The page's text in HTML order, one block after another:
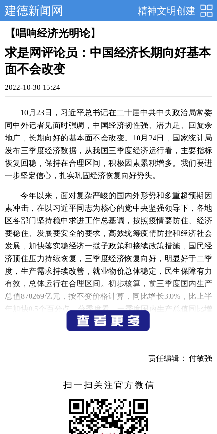
精神文明创建
建德新闻网
【唱响经济光明论】
求是网评论员：中国经济长期向好基本
面不会改变
2022-10-30 15:24
10月23日，习近平总书记在二十届中共中央政治局常委
同中外记者见面时强调，中国经济韧性强、潜力足、回旋余
地广，长期向好的基本面不会改变。10月24日，国家统计局
发布三季度经济数据，从我国三季度经济运行看，主要指标
恢复回稳，保持在合理区间，积极因素累积增多。我们要进
一步坚定信心，扎实巩固经济恢复向好势头。
今年以来，面对复杂严峻的国内外形势和多重超预期因
素冲击，在以习近平同志为核心的党中央坚强领导下，各地
区各部门坚持稳中求进工作总基调，按照疫情要防住、经济
要稳住、发展要安全的要求，高效统筹疫情防控和经济社会
发展，加快落实稳经济一揽子政策和接续政策措施，国民经
济顶住压力持续恢复，三季度经济恢复向好，明显好于二季
度，生产需求持续改善，就业物价总体稳定，民生保障有力
有效，总体运行在合理区间。初步核算，前三季度国内生产
总值870269亿元，按不变价格计算，同比增长3.0%，比上半
年加快0.5个百分点。分季度看，一季度国内生产总值同比增
长4.8%，二季度增长0.4%，三季度增长3.9%。从环比看，三
季度国内生产总值增长3.9%。从宏观数据看，前三季度我国
就业看，物价水平温和上涨，就业形势总体稳定。前三季
失业率平均为5.6%，其中三季度平均为5.4%，比二季度下降
0.4个百分点。随着稳经济一揽子政策和接续政策措施落地显
效，在生产恢复的同时，新动能引领作用凸显，产业结构持
续优化，消费、投资、出口三大需求持续回升，经济恢复发
责任编辑： 付敏强
扫一扫关注官方微信